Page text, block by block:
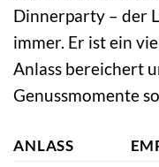
Dinnerparty – der
immer. Er ist ein
Anlass bereichert
Genussmomente
ANLASS